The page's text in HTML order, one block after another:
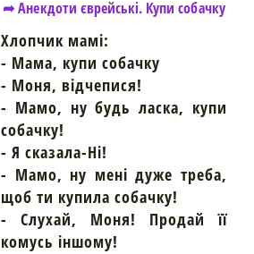
➦ Анекдоти єврейські. Купи собачку
Хлопчик мамі:
- Мама, купи собачку
- Моня, відчепися!
- Мамо, ну будь ласка, купи
собачку!
- Я сказала-Ні!
- Мамо, ну мені дуже треба,
щоб ти купила собачку!
- Слухай, Моня! Продай її
комусь іншому!